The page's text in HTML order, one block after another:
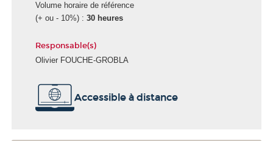
Volume horaire de référence
(+ ou - 10%) : 30 heures
Responsable(s)
Olivier FOUCHE-GROBLA
Accessible à distance